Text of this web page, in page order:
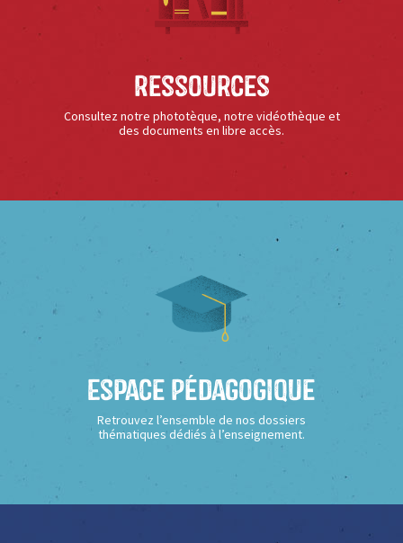
Ressources
Consultez notre phototèque, notre vidéothèque et
des documents en libre accès.
Espace Pédagogique
Retrouvez l’ensemble de nos dossiers
thématiques dédiés à l’enseignement.